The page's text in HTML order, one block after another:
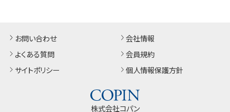
お問い合わせ
よくある質問
サイトポリシー
会社情報
会員規約
個人情報保護方針
株式会社コパン